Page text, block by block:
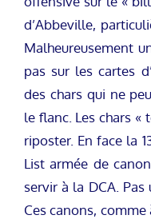
d’Abbeville,
Malheureusement
pas sur les cartes
des chars qui ne
le flanc. Les chars «
riposter. En face la
List armée de
servir à la DCA.
Ces canons,